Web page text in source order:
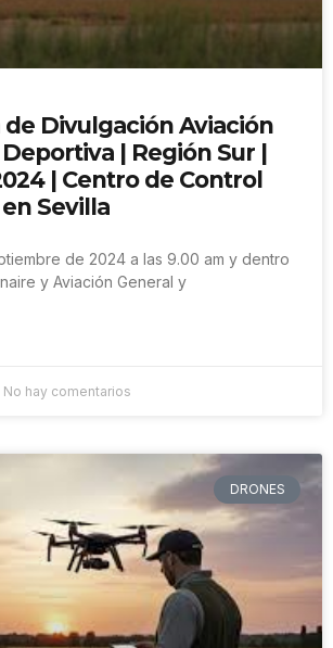
de Divulgación Aviación
| Región Sur |
| Centro de Control
Sevilla
de 2024 a las 9.00 am y dentro
y Aviación General y
No hay comentarios
DRONES